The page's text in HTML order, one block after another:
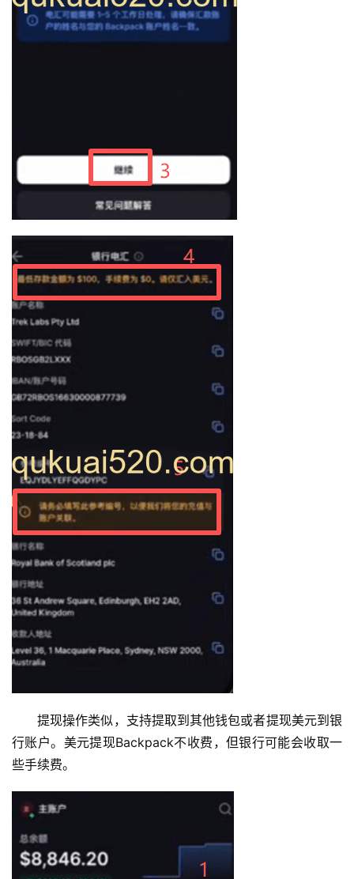
提现操作类似，支持提取到其他钱包或者提现美元到银
行账户。美元提现Backpack不收费，但银行可能会收取一
些手续费。